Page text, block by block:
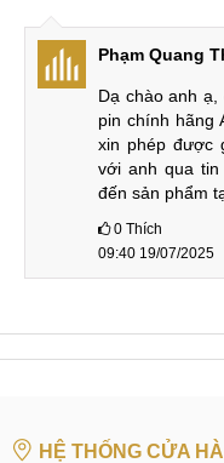
Dấu hiệu cần thay
Những dấu hiệu cần
mà bạn không nên bỏ
Dấu hiệu cần
Pin iPhone 15 Pro
Máy nóng bất
Phạm Quang
Dạ chào anh
pin chính hãng
xin phép được
với anh qua
đến sản phẩm
0 Thích
09:40 19/07/2025
HỆ THỐNG CỬA